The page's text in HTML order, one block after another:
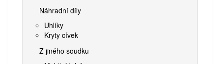
Náhradní díly
Uhlíky
Kryty cívek
Z jiného soudku